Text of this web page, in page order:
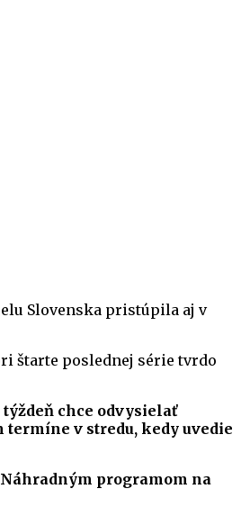
Slovenska pristúpila aj v
štarte poslednej série tvrdo
chce odvysielať
v stredu, kedy uvedie
Náhradným programom na